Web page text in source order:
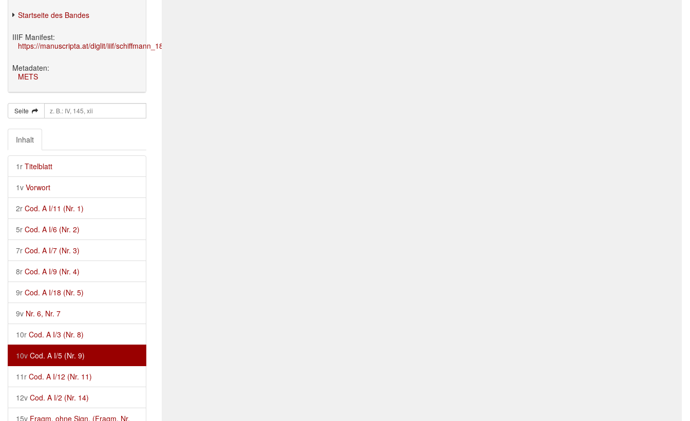
Startseite des Bandes
IIIF Manifest:
https://manuscripta.at/diglit/iiif/schiffmann_1895/manifest.json
Metadaten:
METS
Seite
Inhalt
1r Titelblatt
1v Vorwort
2r Cod. A I/11 (Nr. 1)
5r Cod. A I/6 (Nr. 2)
7r Cod. A I/7 (Nr. 3)
8r Cod. A I/9 (Nr. 4)
9r Cod. A I/18 (Nr. 5)
9v Nr. 6, Nr. 7
10r Cod. A I/3 (Nr. 8)
10v Cod. A I/5 (Nr. 9)
11r Cod. A I/12 (Nr. 11)
12v Cod. A I/2 (Nr. 14)
15v Fragm. ohne Sign. (Fragm. Nr.